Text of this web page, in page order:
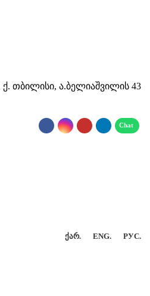
ქ. თბილისი, ა.ბელიაშვილის 43
ᲥᲐᲠ. ENG. РУС.